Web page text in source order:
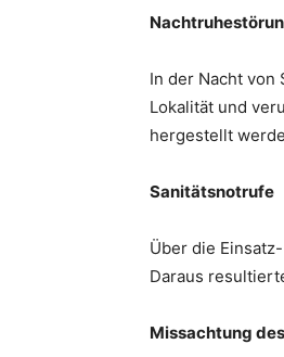
In der Nacht von
Lokalität und
hergestellt
Sanitätsnotrufe
Über die
Daraus
Missachtung